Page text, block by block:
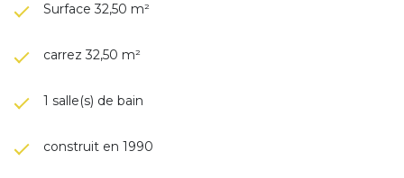
Surface 32,50 m²
carrez 32,50 m²
1 salle(s) de bain
construit en 1990